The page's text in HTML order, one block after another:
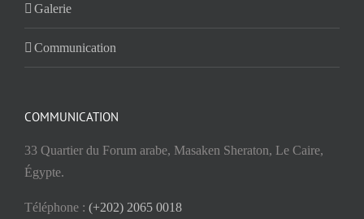
Galerie
Communication
COMMUNICATION
33 Quartier du Forum arabe, Masaken Sheraton, Le Caire,
Égypte.
Téléphone : (+202) 2065 0018